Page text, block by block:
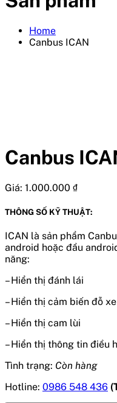
Home
Canbus ICAN
Canbus
Giá: 1.000.000 ₫
THÔNG SỐ KỸ THUẬT:
ICAN là sản phẩm
android hoặc đầu
năng:
– Hiển thị đánh lái
– Hiển thị cảm biến đỗ xe
– Hiển thị cam lùi
– Hiển thị thông tin điều
Tình trạng: Còn hàng
Hotline: 0986 548 436